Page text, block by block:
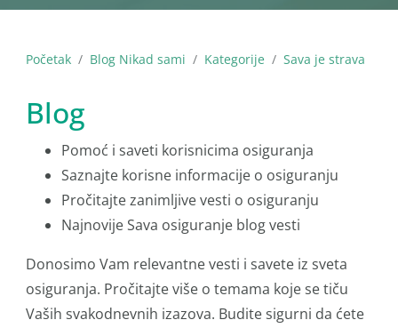
Početak Blog Nikad sami Kategorije Sava je strava
Blog
Pomoć i saveti korisnicima osiguranja
Saznajte korisne informacije o osiguranju
Pročitajte zanimljive vesti o osiguranju
Najnovije Sava osiguranje blog vesti
Donosimo Vam relevantne vesti i savete iz sveta
osiguranja. Pročitajte više o temama koje se tiču
Vaših svakodnevnih izazova. Budite sigurni da ćete